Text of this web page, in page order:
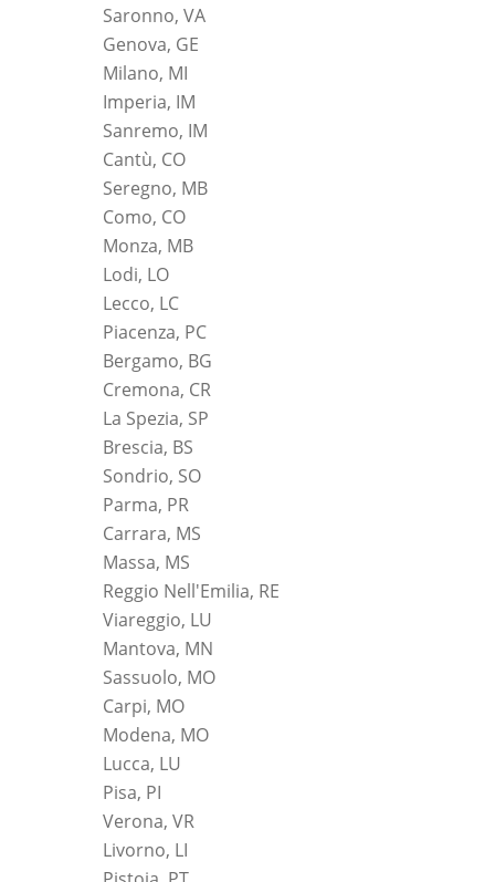
Saronno, VA
Genova, GE
Milano, MI
Imperia, IM
Sanremo, IM
Cantù, CO
Seregno, MB
Como, CO
Monza, MB
Lodi, LO
Lecco, LC
Piacenza, PC
Bergamo, BG
Cremona, CR
La Spezia, SP
Brescia, BS
Sondrio, SO
Parma, PR
Carrara, MS
Massa, MS
Reggio Nell'Emilia, RE
Viareggio, LU
Mantova, MN
Sassuolo, MO
Carpi, MO
Modena, MO
Lucca, LU
Pisa, PI
Verona, VR
Livorno, LI